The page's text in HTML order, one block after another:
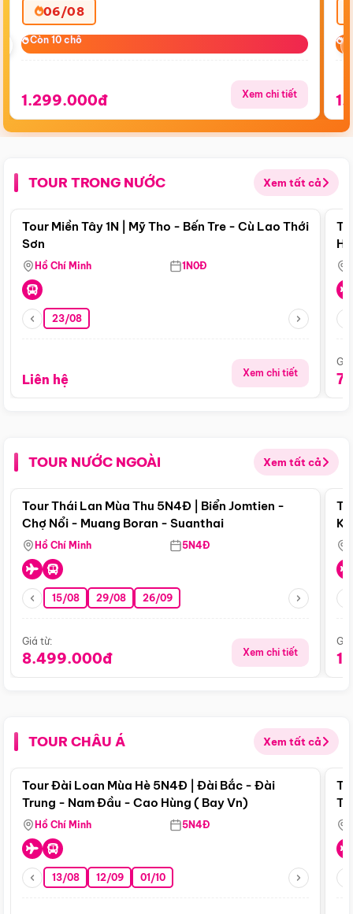
06/08
Còn 10 chỗ
Còn 10 chỗ
1.299.000đ Xem chi tiết
TOUR TRONG NƯỚC Xem tất cả
Điểm nổi bật
Tour Miền Tây 1N | Mỹ Tho - Bến Tre - Cù Lao Thới
Sơn
Hồ Chí Minh 1N0Đ
23/08
Liên hệ Xem chi tiết
TOUR NƯỚC NGOÀI Xem tất cả
Điểm nổi bật
Tour Thái Lan Mùa Thu 5N4Đ | Biển Jomtien -
Chợ Nổi - Muang Boran - Suanthai
Hồ Chí Minh 5N4Đ
15/08 29/08 26/09
Giá từ:
8.499.000đ Xem chi tiết
TOUR CHÂU Á Xem tất cả
Điểm nổi bật
Tour Đài Loan Mùa Hè 5N4Đ | Đài Bắc - Đài
Trung - Nam Đầu - Cao Hùng ( Bay Vn)
Hồ Chí Minh 5N4Đ
13/08 12/09 01/10